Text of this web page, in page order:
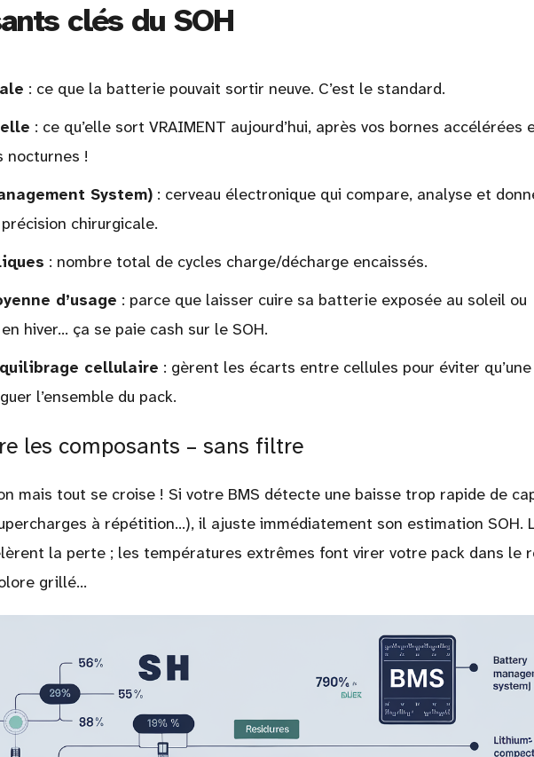
clés du SOH
: ce que la batterie pouvait sortir neuve. C’est le standard.
: ce qu’elle sort VRAIMENT aujourd’hui, après vos bornes accélérées
nocturnes !
System): cerveau électronique qui compare, analyse et
chirurgicale.
: nombre total de cycles charge/décharge encaissés.
d’usage : parce que laisser cuire sa batterie exposée au soleil ou
hiver… ça se paie cash sur le SOH.
cellulaire : gèrent les écarts entre cellules pour éviter
l’ensemble du pack.
les composants – sans filtre
mais tout se croise ! Si votre BMS détecte une baisse trop rapide de
à répétition…), il ajuste immédiatement son estimation SOH.
la perte ; les températures extrêmes font virer votre pack dans le
grillé…